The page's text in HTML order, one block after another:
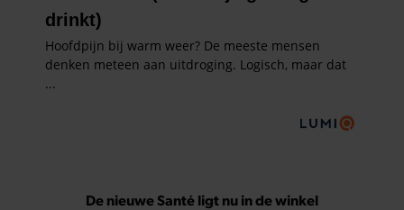
De nieuwe Santé ligt nu in de winkel